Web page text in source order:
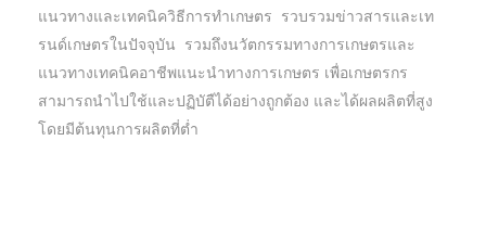
แนวทางและเทคนิควิธีการทำเกษตร รวบรวมข่าวสารและเท
รนด์เกษตรในปัจจุบัน รวมถึงนวัตกรรมทางการเกษตรและ
แนวทางเทคนิคอาชีพแนะนำทางการเกษตร เพื่อเกษตรกร
สามารถนำไปใช้และปฏิบัตืได้อย่างถูกต้อง และได้ผลผลิตที่สูง
โดยมีต้นทุนการผลิตที่ต่ำ